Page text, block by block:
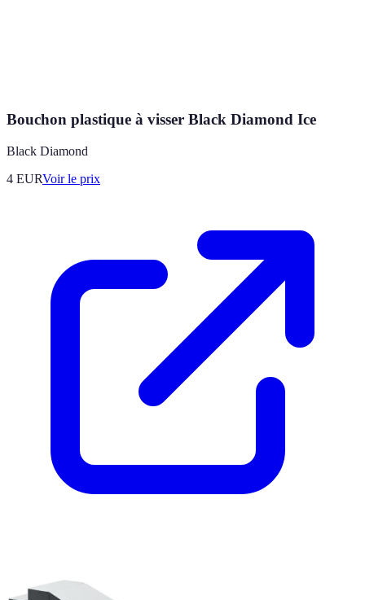
Bouchon plastique à visser Black Diamond Ice
Black Diamond
4 EURVoir le prix